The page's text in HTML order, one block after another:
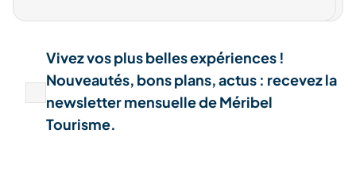
Vivez vos plus belles expériences !
Nouveautés, bons plans, actus : recevez la
newsletter mensuelle de Méribel
Tourisme.